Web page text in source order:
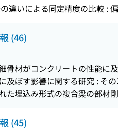
トープによるグリーンインフ
支持層判定システムの開発
ICT施工管理システムの要素
した‌屋内電波伝搬に関する基礎
違いによる同定精度の比較 :
構造の遮音特性に関する研究
音特性に関する研究 : 気象条
よるトンネル掘削支援システ
型枠養生シートの施工性お
め方法が締固めを必要とす
顕微鏡を用いた粒子構造観察
るグリーンインフラ技術の開
酸性水発生へのずり粒径の影
(46)
骨材がコンクリートの性能に
及ぼす影響に関する研究 : そ
た埋込み形式の複合梁の部材
区間と鉄骨区間の境界に配さ
礎梁工法の開発 TQ-MIX(柱
抵抗に関する解析的検討 : 加
(45)